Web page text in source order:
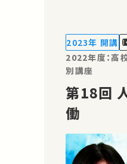
2023年 開講
2022年度：高
別講座
第18回 人間と人工知能の協
働